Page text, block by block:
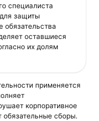
специалиста
защиты
обязательства
оставшиеся
их долям
применяется
корпоративное
обязательные сборы.